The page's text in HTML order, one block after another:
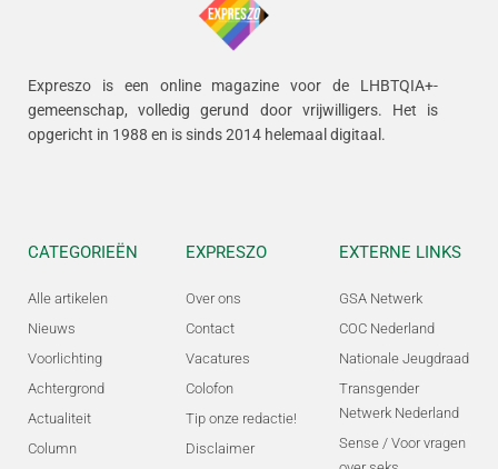
Expreszo is een online magazine voor de LHBTQIA+-
gemeenschap, volledig gerund door vrijwilligers. Het is
opgericht in 1988 en is sinds 2014 helemaal digitaal.
CATEGORIEËN
Alle artikelen
Nieuws
Voorlichting
Achtergrond
Actualiteit
Column
EXPRESZO
Over ons
Contact
Vacatures
Colofon
Tip onze redactie!
Disclaimer
EXTERNE LINKS
GSA Netwerk
COC Nederland
Nationale Jeugdraad
Transgender
Netwerk Nederland
Sense / Voor vragen